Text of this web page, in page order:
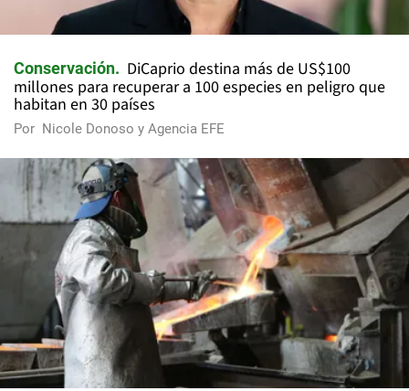
Conservación
DiCaprio destina más de US$100
millones para recuperar a 100 especies en peligro que
habitan en 30 países
Por Nicole Donoso y Agencia EFE